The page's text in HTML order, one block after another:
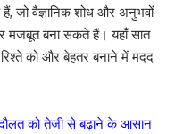
जो वैज्ञानिक शोध और अनुभवों
मजबूत बना सकते हैं। यहाँ सात
रिश्ते को और बेहतर बनाने में मदद
को तेजी से बढ़ाने के आसान